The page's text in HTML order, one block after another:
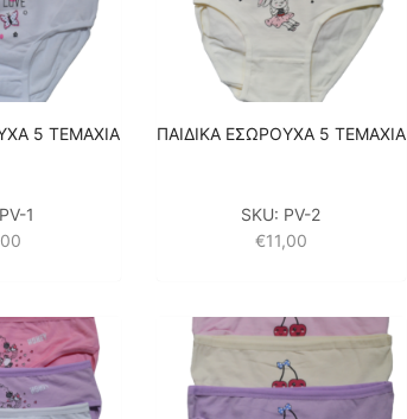
5 ΤΕΜΑΧΙΑ
PV-1
ΠΑΙΔΙΚΑ ΕΣΩΡΟΥΧΑ 5 ΤΕΜΑΧΙΑ
SKU: PV-2
€11,00